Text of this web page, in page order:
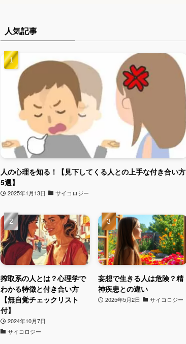
人気記事
人の心理を知る！【見下してくる人との上手な付き合い方
5選】
2025年1月13日 サイコロジー
搾取系の人とは？心理学で
わかる特徴と付き合い方
【無自覚チェックリスト
付】
2024年10月7日
サイコロジー
妄想で生きる人は危険？精
神疾患との違い
2025年5月2日 サイコロジー